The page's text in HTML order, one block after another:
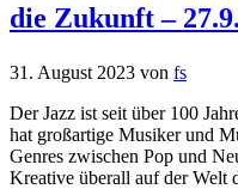
die Zukunft –
31. August 2023 von fs
Der Jazz ist seit über 100
hat großartige Musiker und
Genres zwischen Pop und
Kreative überall auf der Welt